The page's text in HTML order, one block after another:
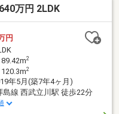
▼周辺環境・西砂四公園
砂2丁目店 徒歩9分(約
いします ━━━━━・・・
わせください。
万円 2LDK
円
2
2
年5月(築7年4ヶ月)
島線 西武立川駅 徒歩22分